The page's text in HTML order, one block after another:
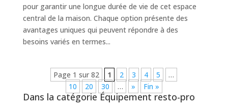
pour garantir une longue durée de vie de cet espace
central de la maison. Chaque option présente des
avantages uniques qui peuvent répondre à des
besoins variés en termes...
Page 1 sur 82 1 2 3 4 5
…
10
20 30 … » Fin »
Dans la catégorie Équipement resto-pro